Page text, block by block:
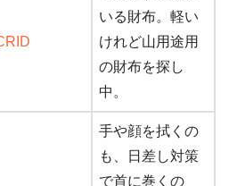
いる財布。軽い
けれど山用途用
の財布を探し
中。
手や顔を拭くの
も、日差し対策
で首に巻くの